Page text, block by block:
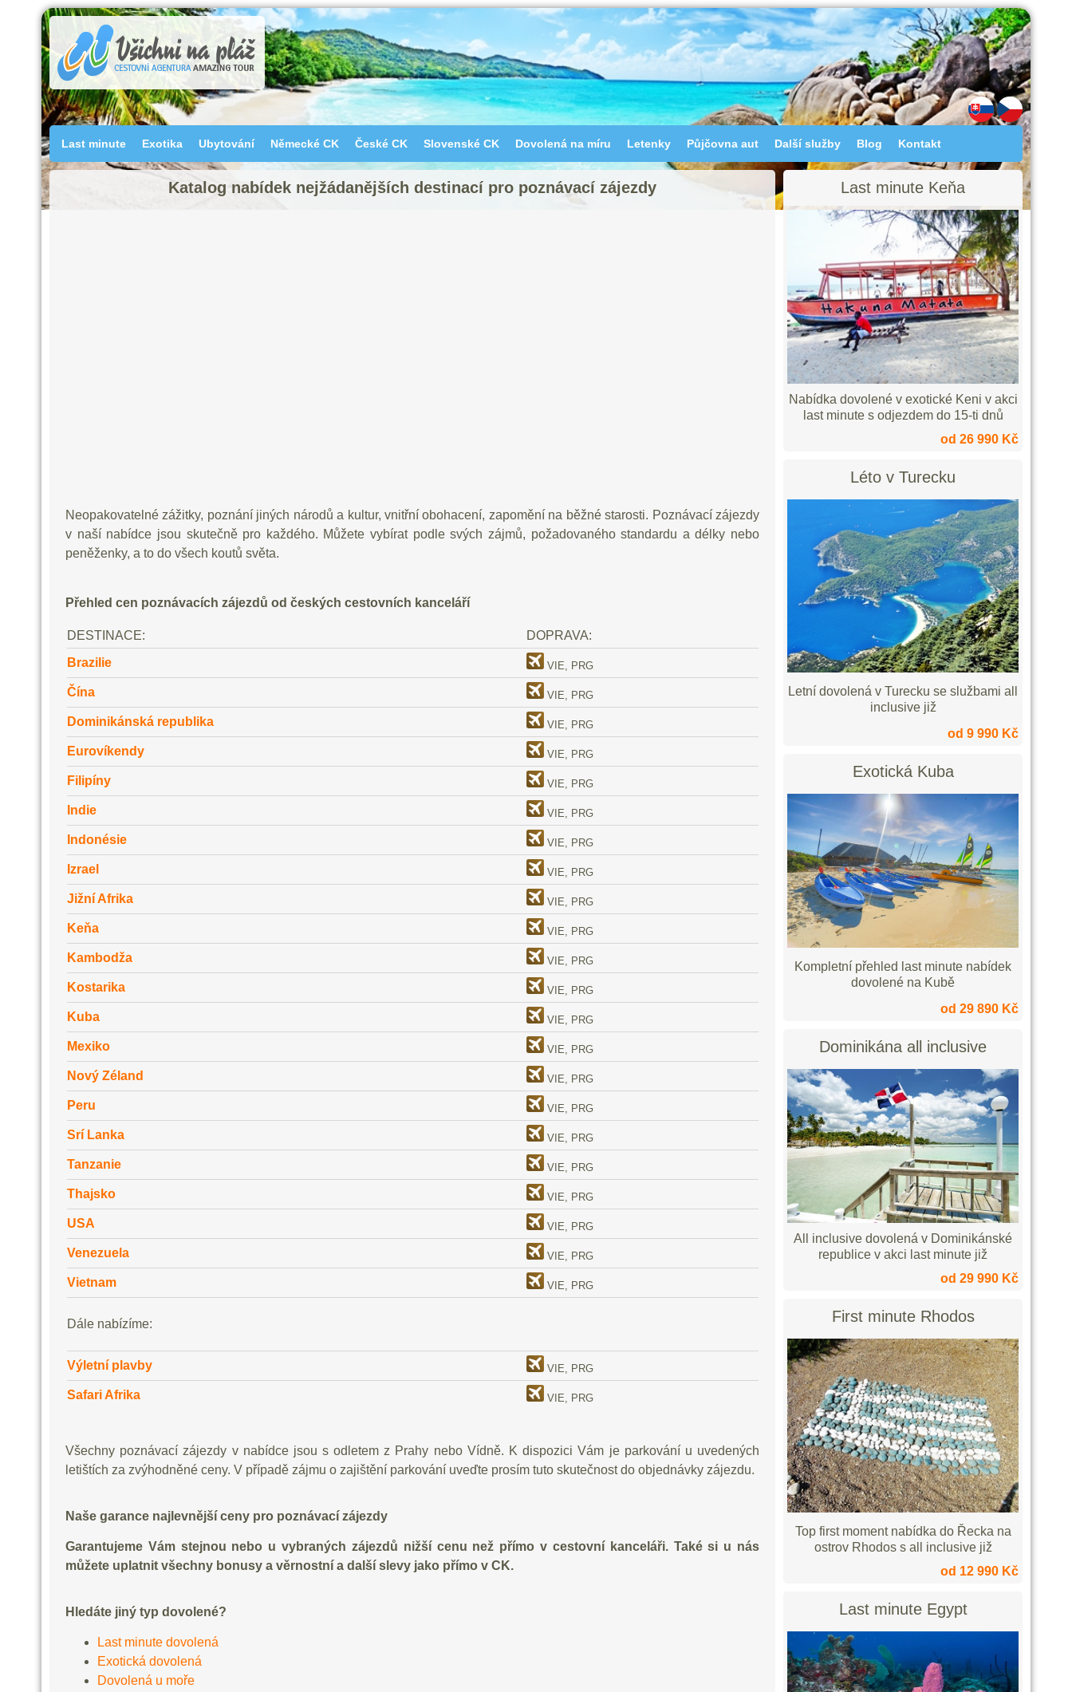
Last minute Exotika Ubytování Německé CK České CK Slovenské CK Dovolená na míru Letenky Půjčovna aut Další služby Blog Kontakt
Katalog nabídek nejžádanějších destinací pro poznávací zájezdy
Neopakovatelné zážitky, poznání jiných národů a kultur, vnitřní obohacení, zapomění na běžné starosti. Poznávací zájezdy
v naší nabídce jsou skutečně pro každého. Můžete vybírat podle svých zájmů, požadovaného standardu a délky nebo
peněženky, a to do všech koutů světa.
Přehled cen poznávacích zájezdů od českých cestovních kanceláří
DESTINACE:
DOPRAVA:
Brazilie
VIE, PRG
Čína VIE, PRG
Dominikánská republika VIE, PRG
Eurovíkendy VIE, PRG
Filipíny VIE, PRG
Indie VIE, PRG
Indonésie VIE, PRG
Izrael VIE, PRG
Jižní Afrika VIE, PRG
Keňa VIE, PRG
Kambodža VIE, PRG
Kostarika VIE, PRG
Kuba VIE, PRG
Mexiko VIE, PRG
Nový Zéland VIE, PRG
Peru VIE, PRG
Srí Lanka VIE, PRG
Tanzanie VIE, PRG
Thajsko VIE, PRG
USA VIE, PRG
Venezuela VIE, PRG
Vietnam VIE, PRG
Dále nabízíme:
Výletní plavby VIE, PRG
Safari Afrika VIE, PRG
Všechny poznávací zájezdy v nabídce jsou s odletem z Prahy nebo Vídně. K dispozici Vám je parkování u uvedených
letištích za zvýhodněné ceny. V případě zájmu o zajištění parkování uveďte prosím tuto skutečnost do objednávky zájezdu.
Naše garance najlevnější ceny pro poznávací zájezdy
Garantujeme Vám stejnou nebo u vybraných zájezdů nižší cenu než přímo v cestovní kanceláři. Také si u nás
můžete uplatnit všechny bonusy a věrnostní a další slevy jako přímo v CK.
Hledáte jiný typ dovolené?
Last minute dovolená
Exotická dovolená
Dovolená u moře
Last minute Keňa
Nabídka dovolené v exotické Keni v akci
last minute s odjezdem do 15-ti dnů
od 26 990 Kč
Léto v Turecku
Letní dovolená v Turecku se službami all
inclusive již
od 9 990 Kč
Exotická Kuba
Kompletní přehled last minute nabídek
dovolené na Kubě
od 29 890 Kč
Dominikána all inclusive
All inclusive dovolená v Dominikánské
republice v akci last minute již
od 29 990 Kč
First minute Rhodos
Top first moment nabídka do Řecka na
ostrov Rhodos s all inclusive již
od 12 990 Kč
Last minute Egypt